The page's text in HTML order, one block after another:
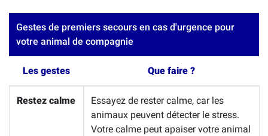
Gestes de premiers secours en cas d'urgence pour
votre animal de compagnie
Les gestes Que faire ?
Restez calme
Essayez de rester calme, car les
animaux peuvent détecter le stress.
Votre calme peut apaiser votre animal